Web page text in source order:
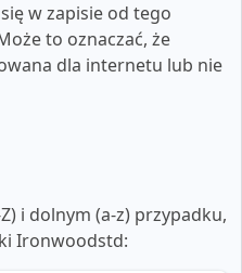
w zapisie od tego
to oznaczać, że
dla internetu lub nie
i dolnym (a-z) przypadku,
Ironwoodstd: